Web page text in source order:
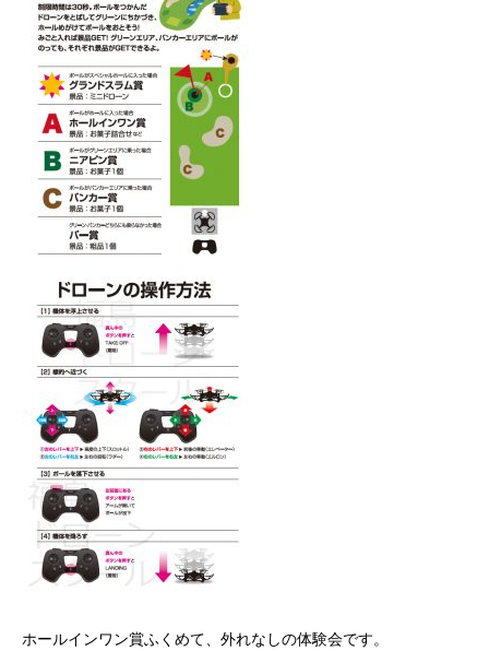
ホールインワン賞ふくめて、外れなしの体験会です。